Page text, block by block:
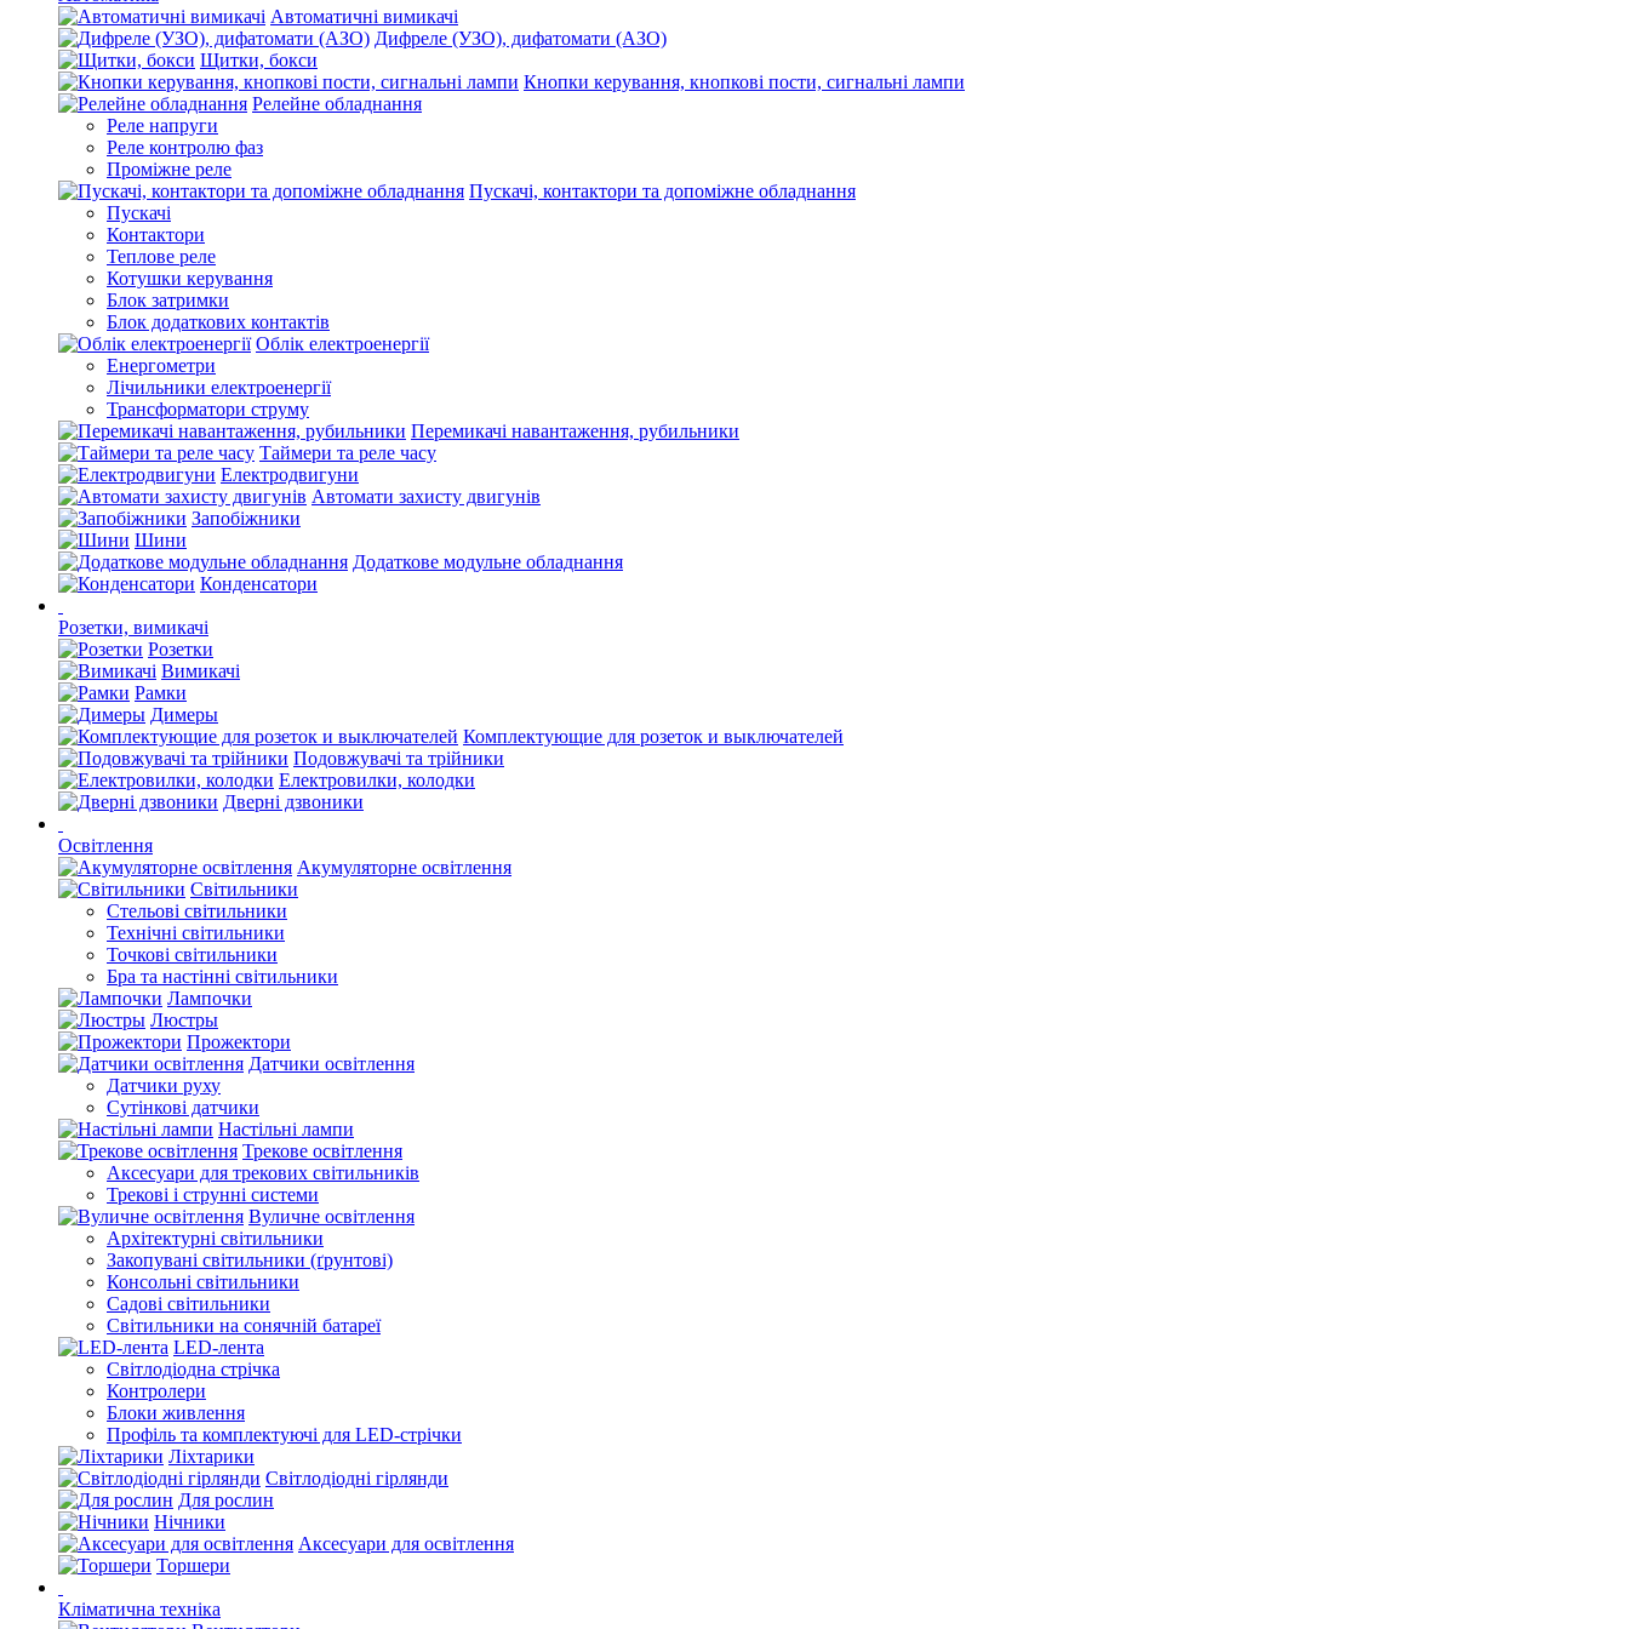
Автоматичні вимикачі
Дифреле (УЗО), дифатомати (АЗО)
Щитки, бокси
Кнопки керування, кнопкові пости, сигнальні лампи
Релейне обладнання
Реле напруги
Реле контролю фаз
Проміжне реле
Пускачі, контактори та допоміжне обладнання
Пускачі
Контактори
Теплове реле
Котушки керування
Блок затримки
Блок додаткових контактів
Облік електроенергії
Енергометри
Лічильники електроенергії
Трансформатори струму
Перемикачі навантаження, рубильники
Таймери та реле часу
Електродвигуни
Автомати захисту двигунів
Запобіжники
Шини
Додаткове модульне обладнання
Конденсатори
Розетки, вимикачі
Розетки
Вимикачі
Рамки
Димеры
Комплектующие для розеток и выключателей
Подовжувачі та трійники
Електровилки, колодки
Дверні дзвоники
Освітлення
Акумуляторне освітлення
Світильники
Стельові світильники
Технічні світильники
Точкові світильники
Бра та настінні світильники
Лампочки
Люстры
Прожектори
Датчики освітлення
Датчики руху
Сутінкові датчики
Настільні лампи
Трекове освітлення
Аксесуари для трекових світильників
Трекові і струнні системи
Вуличне освітлення
Архітектурні світильники
Закопувані світильники (ґрунтові)
Консольні світильники
Садові світильники
Світильники на сонячній батареї
LED-лента
Світлодіодна стрічка
Контролери
Блоки живлення
Профіль та комплектуючі для LED-стрічки
Ліхтарики
Світлодіодні гірлянди
Для рослин
Нічники
Аксесуари для освітлення
Торшери
Кліматична техніка